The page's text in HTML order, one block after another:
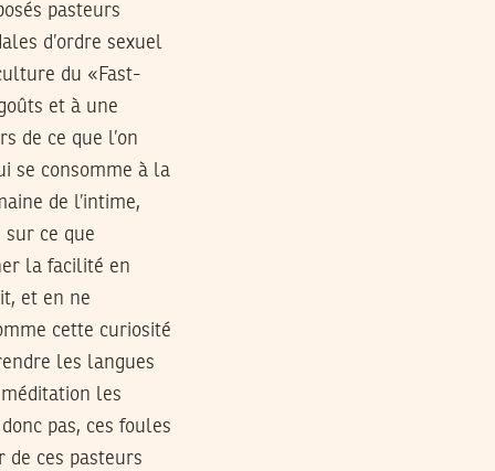
pasteurs
d’ordre sexuel
du «Fast-
et à une
de ce que l’on
se consomme à la
de l’intime,
sur ce que
la facilité en
et en ne
cette curiosité
les langues
les
pas, ces foules
de ces pasteurs